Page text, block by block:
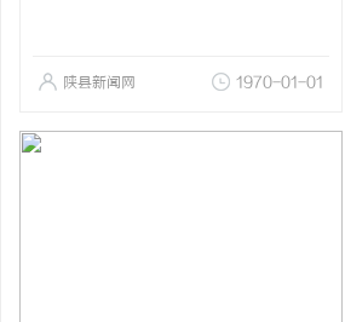
陕县新闻网 1970-01-01